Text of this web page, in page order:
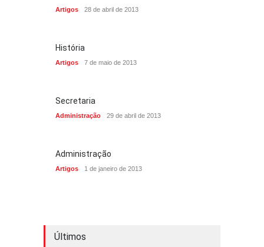
Artigos 28 de abril de 2013
História
Artigos 7 de maio de 2013
Secretaria
Administração 29 de abril de 2013
Administração
Artigos 1 de janeiro de 2013
Últimos